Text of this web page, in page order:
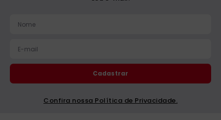
Confira nossa Política de Privacidade.
Cadastrar